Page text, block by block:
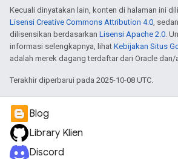
Kecuali dinyatakan lain, konten di halaman ini
Lisensi Creative Commons Attribution 4.0,
dilisensikan berdasarkan Lisensi Apache 2.0.
informasi selengkapnya, lihat Kebijakan Situs
adalah merek dagang terdaftar dari Oracle dan/
Terakhir diperbarui pada 2025-10-08 UTC.
Blog
Library Klien
Discord